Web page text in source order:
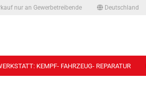
nur an Gewerbetreibende Deutschland
KEMPF- FAHRZEUG- REPARATUR